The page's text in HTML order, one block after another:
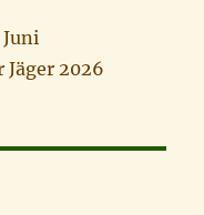
Jäger 2026